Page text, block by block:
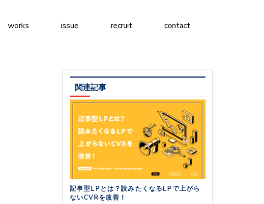
works issue recruit contact
関連記事
記事型LPとは？読みたくなるLPで上がら
ないCVRを改善！